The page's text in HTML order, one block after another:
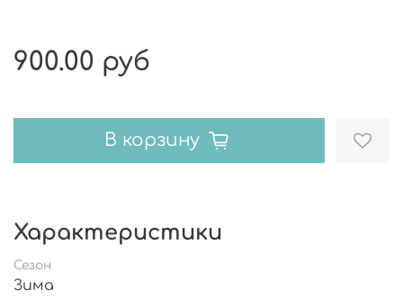
900.00 руб
В корзину
Характеристики
Сезон
Зима